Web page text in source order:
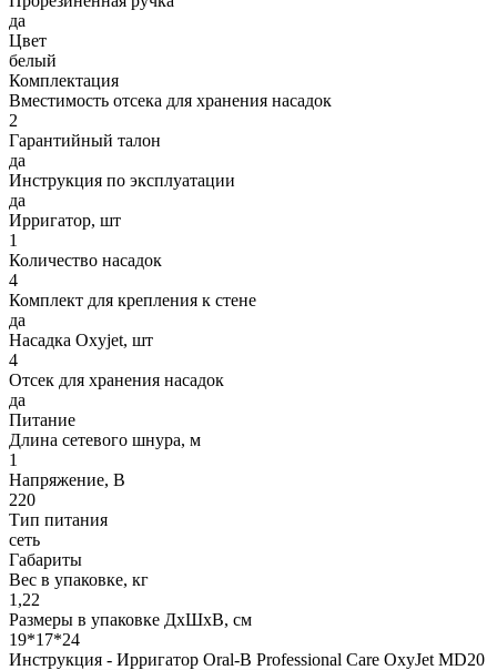
да
Цвет
белый
Комплектация
Вместимость отсека для хранения насадок
2
Гарантийный талон
да
Инструкция по эксплуатации
да
Ирригатор, шт
1
Количество насадок
4
Комплект для крепления к стене
да
Насадка Oxyjet, шт
4
Отсек для хранения насадок
да
Питание
Длина сетевого шнура, м
1
Напряжение, В
220
Тип питания
сеть
Габариты
Вес в упаковке, кг
1,22
Размеры в упаковке ДxШxВ, см
19*17*24
Инструкция - Ирригатор Oral-B Professional Care OxyJet MD20